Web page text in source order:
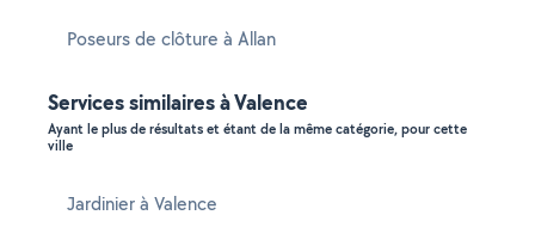
Poseurs de clôture à Allan
Services similaires à Valence
Ayant le plus de résultats et étant de la même catégorie, pour cette
ville
Jardinier à Valence